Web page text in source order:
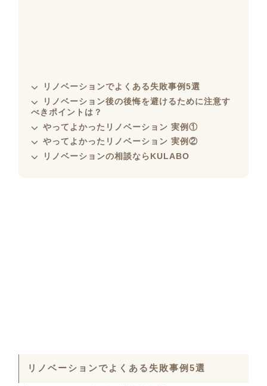
リノベーションでよくある失敗事例5選
リノベーション後の後悔を避けるために注意す
べきポイントは？
やってよかったリノベーション 実例①
やってよかったリノベーション 実例②
リノベーションの相談ならKULABO
リノベーションでよくある失敗事例5選